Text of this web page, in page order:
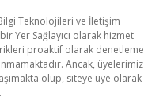
Teknolojileri ve İletişim
Yer Sağlayıcı olarak hizmet
proaktif olarak denetleme
Ancak, üyelerimiz
olup, siteye üye olarak